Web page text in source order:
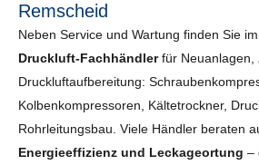
Remscheid
Neben Service und Wartung finden Sie
Druckluft-Fachhändlerfür Neuanlagen,
Druckluftaufbereitung:
Kolbenkompressoren, Kältetrockner,
Rohrleitungsbau. Viele Händler beraten
Energieeffizienz und Leckageortung –